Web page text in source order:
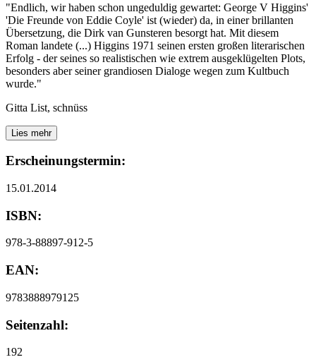
"Endlich, wir haben schon ungeduldig gewartet: George V Higgins'
'Die Freunde von Eddie Coyle' ist (wieder) da, in einer brillanten
Übersetzung, die Dirk van Gunsteren besorgt hat. Mit diesem
Roman landete (...) Higgins 1971 seinen ersten großen literarischen
Erfolg - der seines so realistischen wie extrem ausgeklügelten Plots,
besonders aber seiner grandiosen Dialoge wegen zum Kultbuch
wurde."
Gitta List, schnüss
Lies mehr
Erscheinungstermin:
15.01.2014
ISBN:
978-3-88897-912-5
EAN:
9783888979125
Seitenzahl:
192